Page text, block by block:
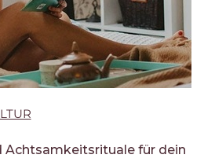
Achtsamkeitsrituale für dein